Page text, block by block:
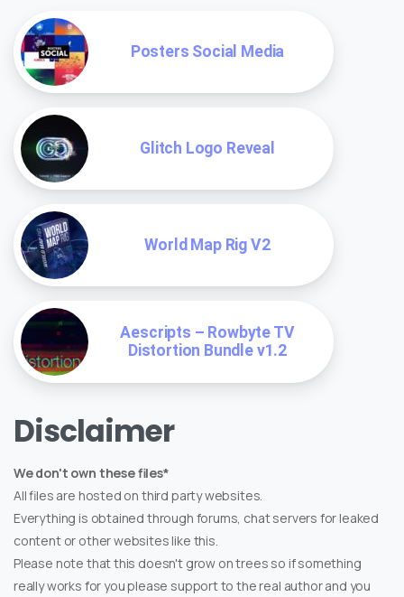
Posters Social Media
Glitch Logo Reveal
World Map Rig V2
Aescripts – Rowbyte TV
Distortion Bundle v1.2
Disclaimer
We don't own these files*
All files are hosted on third party websites.
Everything is obtained through forums, chat servers for leaked
content or other websites like this.
Please note that this doesn't grow on trees so if something
really works for you please support to the real author and you